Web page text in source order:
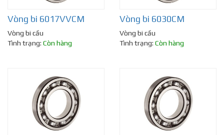
Vòng bi 6017VVCM
Vòng bi cầu
Tình trạng: Còn hàng
Vòng bi 6030CM
Vòng bi cầu
Tình trạng: Còn hàng